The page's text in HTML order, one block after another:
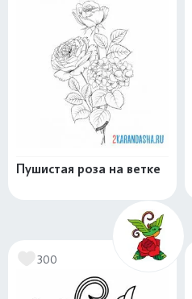
Пушистая роза на ветке
300